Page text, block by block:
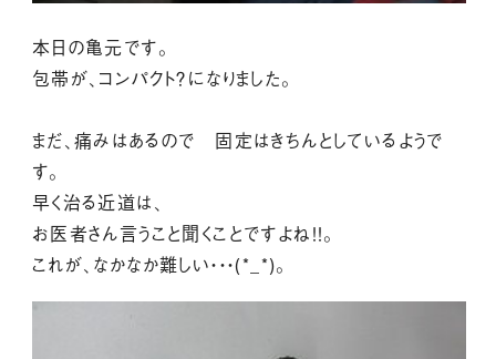
本日の亀元です。
包帯が、コンパクト？になりました。
まだ、痛みはあるので 固定はきちんとしているようで
す。
早く治る近道は、
お医者さん言うこと聞くことですよね！！。
これが、なかなか難しい・・・(*_*)。